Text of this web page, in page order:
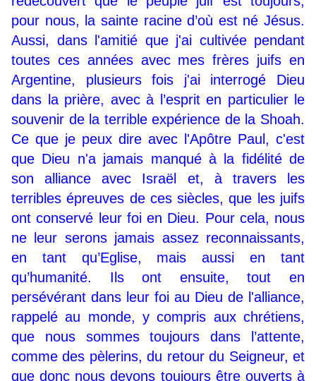
pour nous, la sainte racine d’où est né Jésus.
Aussi, dans l'amitié que j'ai cultivée pendant
toutes ces années avec mes frères juifs en
Argentine, plusieurs fois j'ai interrogé Dieu
dans la prière, avec à l’esprit en particulier le
souvenir de la terrible expérience de la Shoah.
Ce que je peux dire avec l'Apôtre Paul, c'est
que Dieu n'a jamais manqué à la fidélité de
son alliance avec Israël et, à travers les
terribles épreuves de ces siècles, que les juifs
ont conservé leur foi en Dieu. Pour cela, nous
ne leur serons jamais assez reconnaissants,
en tant qu’Eglise, mais aussi en tant
qu’humanité. Ils ont ensuite, tout en
persévérant dans leur foi au Dieu de l'alliance,
rappelé au monde, y compris aux chrétiens,
que nous sommes toujours dans l’attente,
comme des pèlerins, du retour du Seigneur, et
que donc nous devons toujours être ouverts à